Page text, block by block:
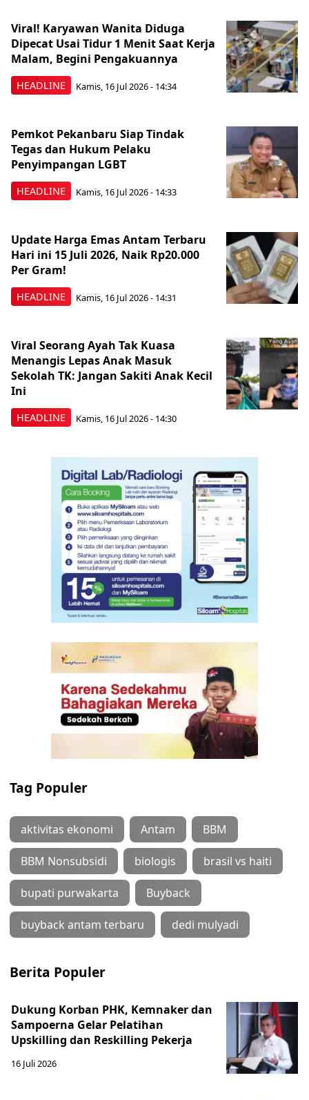
HEADLINE
Viral! Karyawan Wanita Diduga
Dipecat Usai Tidur 1 Menit Saat Kerja
Malam, Begini Pengakuannya
Kamis, 16 Jul 2026 - 14:34
HEADLINE
Pemkot Pekanbaru Siap Tindak
Tegas dan Hukum Pelaku
Penyimpangan LGBT
Kamis, 16 Jul 2026 - 14:33
HEADLINE
Update Harga Emas Antam Terbaru
Hari ini 15 Juli 2026, Naik Rp20.000
Per Gram!
Kamis, 16 Jul 2026 - 14:31
HEADLINE
Viral Seorang Ayah Tak Kuasa
Menangis Lepas Anak Masuk
Sekolah TK: Jangan Sakiti Anak Kecil
Ini
Kamis, 16 Jul 2026 - 14:30
Tag Populer
aktivitas ekonomi Antam BBM
BBM Nonsubsidi biologis brasil vs haiti
bupati purwakarta Buyback
buyback antam terbaru dedi mulyadi
Berita Populer
Dukung Korban PHK, Kemnaker dan
Sampoerna Gelar Pelatihan
Upskilling dan Reskilling Pekerja
16 Juli 2026